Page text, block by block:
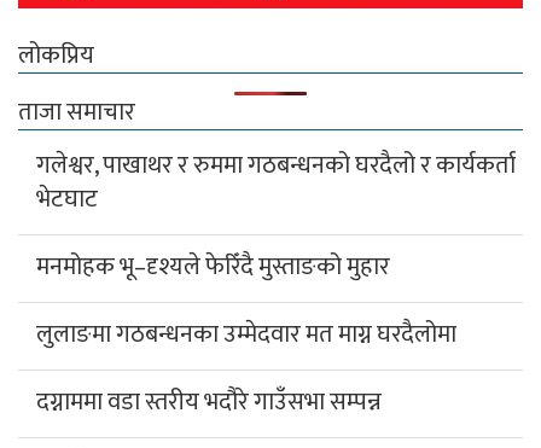
लोकप्रिय
ताजा समाचार
गलेश्वर, पाखाथर र रुममा गठबन्धनको घरदैलो र कार्यकर्ता
भेटघाट
मनमोहक भू–दृश्यले फेरिँदै मुस्ताङको मुहार
लुलाङमा गठबन्धनका उम्मेदवार मत माग्न घरदैलोमा
दग्नाममा वडा स्तरीय भदौरे गाउँसभा सम्पन्न